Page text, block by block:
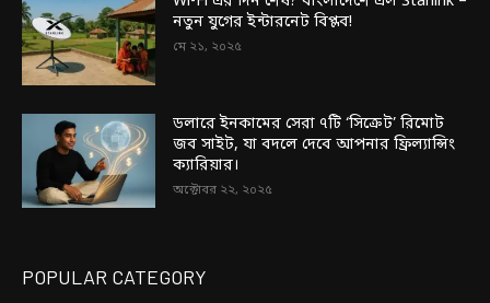
নতুন যুগের ইন্টারনেট বিপ্লব!
মে ২১, ২০২৫
ডলারে ইনকামের সেরা ৭টি ‘সিক্রেট’ রিমোট
জব সাইট, যা বদলে দেবে আপনার ফ্রিল্যান্সিং
ক্যারিয়ার।
অক্টোবর ২২, ২০২৫
POPULAR CATEGORY